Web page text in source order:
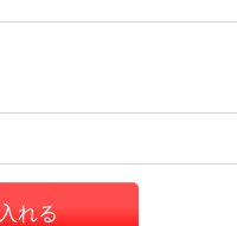
れる